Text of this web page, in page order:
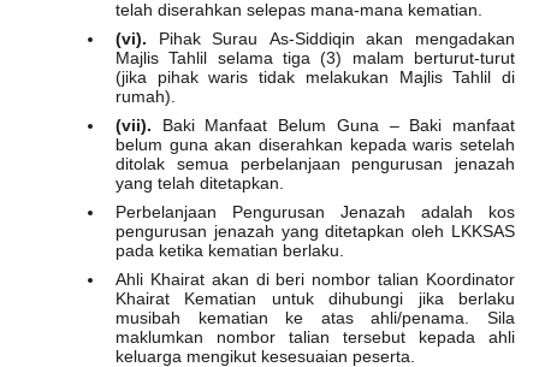
telah diserahkan selepas mana-mana kematian.
(vi). Pihak Surau As-Siddiqin akan mengadakan
Majlis Tahlil selama tiga (3) malam berturut-turut
(jika pihak waris tidak melakukan Majlis Tahlil di
rumah).
(vii). Baki Manfaat Belum Guna – Baki manfaat
belum guna akan diserahkan kepada waris setelah
ditolak semua perbelanjaan pengurusan jenazah
yang telah ditetapkan.
Perbelanjaan Pengurusan Jenazah adalah kos
pengurusan jenazah yang ditetapkan oleh LKKSAS
pada ketika kematian berlaku.
Ahli Khairat akan di beri nombor talian Koordinator
Khairat Kematian untuk dihubungi jika berlaku
musibah kematian ke atas ahli/penama. Sila
maklumkan nombor talian tersebut kepada ahli
keluarga mengikut kesesuaian peserta.